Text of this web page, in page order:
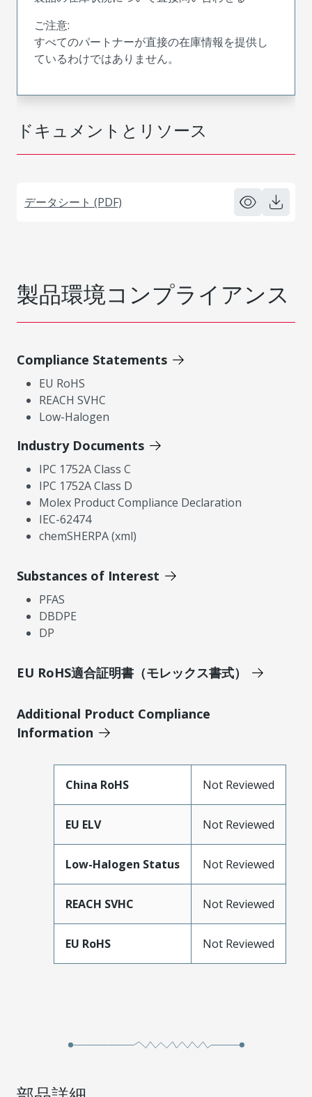
ドキュメントとリソース
データシート (PDF)
ご注意:
すべてのパートナーが直接の在庫情報を提供し
ているわけではありません。
製品環境コンプライアンス
Compliance Statements
EU RoHS
REACH SVHC
Low-Halogen
Industry Documents
IPC 1752A Class C
IPC 1752A Class D
Molex Product Compliance Declaration
IEC-62474
chemSHERPA (xml)
Substances of Interest
PFAS
DBDPE
DP
EU RoHS適合証明書（モレックス書式）
Additional Product Compliance
Information
China RoHS Not Reviewed
EU ELV Not Reviewed
Low-Halogen Status Not Reviewed
REACH SVHC Not Reviewed
EU RoHS Not Reviewed